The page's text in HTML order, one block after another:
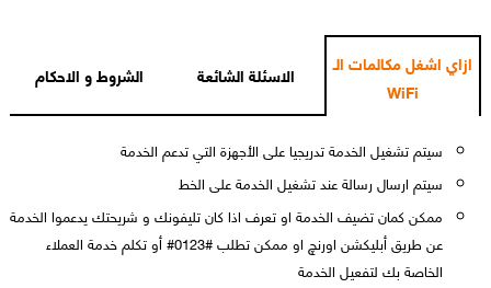
ازاي اشغل مكالمات الـ
WiFi
الاسئلة الشائعة الشروط و الاحكام
سيتم تشغيل الخدمة تدريجيا على الأجهزة التي تدعم الخدمة
سيتم ارسال رسالة عند تشغيل الخدمة على الخط
ممكن كمان تضيف الخدمة او تعرف اذا كان تليفونك و شريحتك يدعموا الخدمة
عن طريق أبليكشن اورنچ او ممكن تطلب #0123# أو تكلم خدمة العملاء
الخاصة بك لتفعيل الخدمة